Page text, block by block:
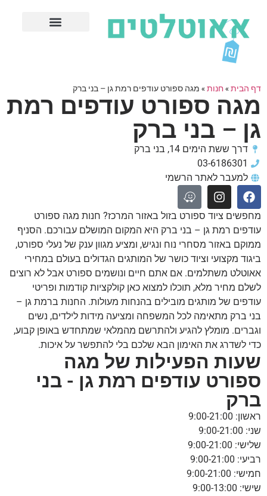
דף הבית» חנות» מגה ספורט עודפים רמת גן – בני ברק
מגה ספורט עודפים רמת
גן – בני ברק
דרך ששת הימים 14, בני ברק
03-6186301
למעבר לאתר הרשמי
מחפשים ציוד ספורט בזול באזור המרכז? חנות מגה ספורט
עודפים רמת גן – בני ברק היא המקום המושלם עבורכם. הסניף
ממוקם באזור מסחרי נוח ונגיש, ומציע מגוון ענק של נעלי ספורט,
ביגוד מקצועי וציוד כושר של המותגים הגדולים בעולם במחירי
אאוטלט משתלמים. אם אתם חיים ונושמים ספורט אבל לא רוצים
לשלם מחיר מלא, תוכלו למצוא כאן קולקציות קודמות ופריטי
עודפים של מותגים מובילים בהנחות מעולות. החנות ברמת גן –
בני ברק מתאימה לכל המשפחה ומציעה מידות לילדים, נשים
וגברים. מומלץ להגיע ולהתרשם מהמלאי שמתחדש באופן קבוע,
כדי לשדרג את האימון הבא שלכם בלי להתפשר על איכות.
שעות הפעילות של מגה
ספורט עודפים רמת גן - בני
ברק
ראשון: 9:00-21:00
שני: 9:00-21:00
שלישי: 9:00-21:00
רביעי: 9:00-21:00
חמישי: 9:00-21:00
שישי: 9:00-13:00